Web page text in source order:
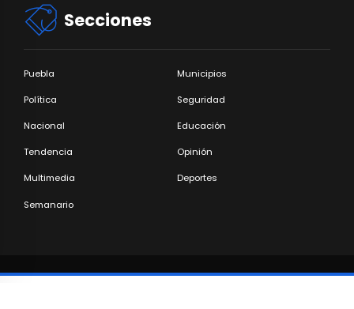
Secciones
Puebla Municipios
Política Seguridad
Nacional Educación
Tendencia Opinión
Multimedia Deportes
Semanario